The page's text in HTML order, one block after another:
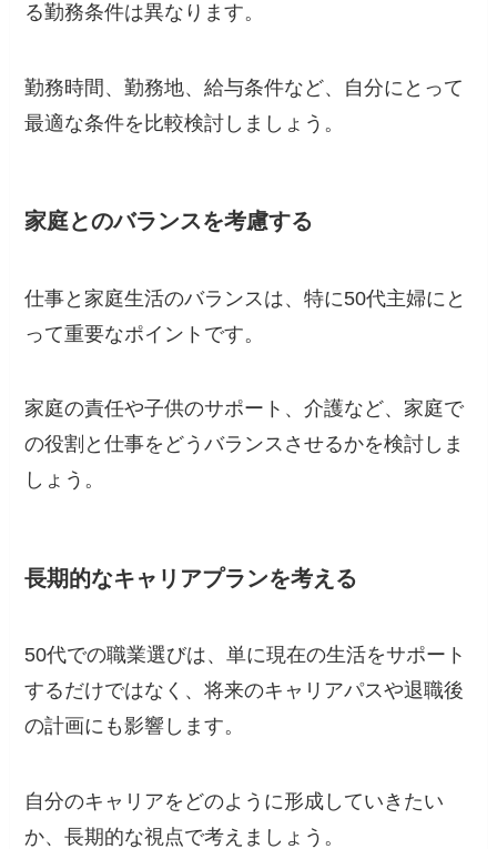
る勤務条件は異なります。
勤務時間、勤務地、給与条件など、自分にとって
最適な条件を比較検討しましょう。
家庭とのバランスを考慮する
仕事と家庭生活のバランスは、特に50代主婦にと
って重要なポイントです。
家庭の責任や子供のサポート、介護など、家庭で
の役割と仕事をどうバランスさせるかを検討しま
しょう。
長期的なキャリアプランを考える
50代での職業選びは、単に現在の生活をサポート
するだけではなく、将来のキャリアパスや退職後
の計画にも影響します。
自分のキャリアをどのように形成していきたい
か、長期的な視点で考えましょう。